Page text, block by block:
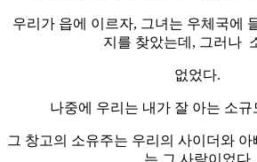
우리가 읍에 이르자, 그녀는 우체국에
지를 찾았는데, 그러나
없었다.
나중에 우리는 내가 잘 아는 소규
그 창고의 소유주는 우리의 사이더와
는 그 사람이었다.